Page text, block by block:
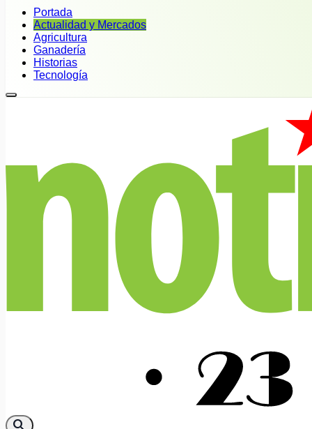
Portada
Actualidad y Mercados
Agricultura
Ganadería
Historias
Tecnología